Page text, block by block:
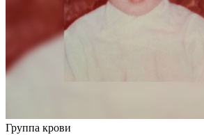
Группа крови